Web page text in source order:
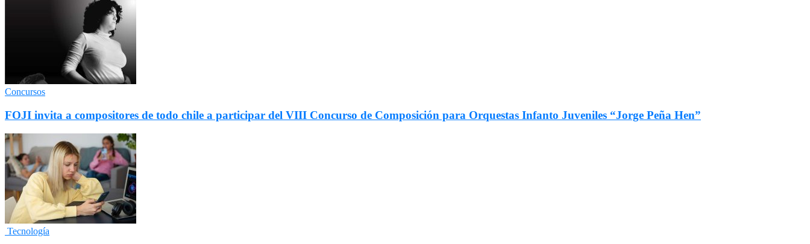
Concursos
FOJI invita a compositores de todo chile a participar del VIII Concurso de Composición para Orquestas Infanto Juveniles “Jorge Peña Hen”
Tecnología